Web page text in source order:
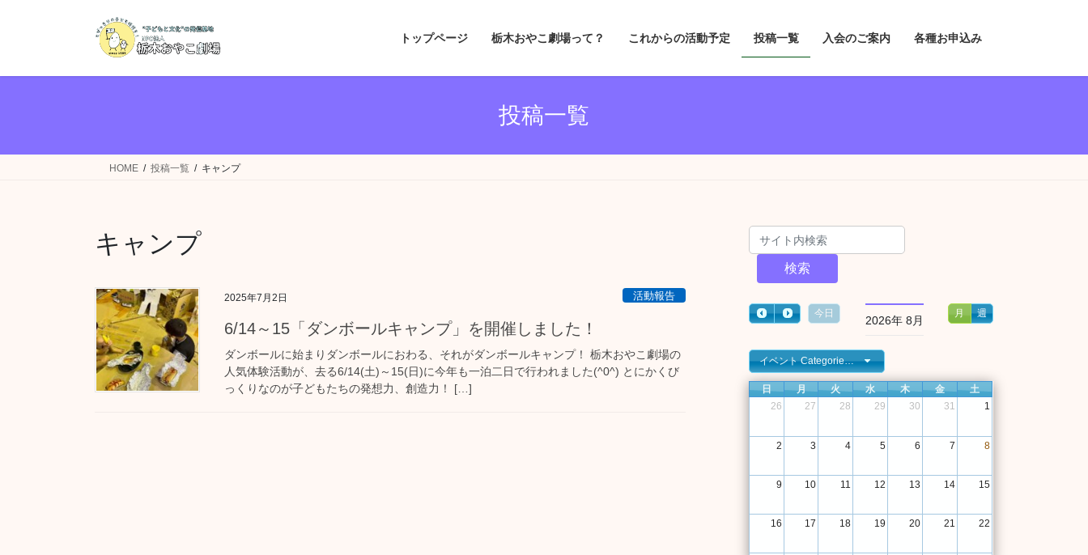
トップページ 栃木おやこ劇場って？ これからの活動予定 投稿一覧 入会のご案内 各種お申込み
投稿一覧
HOME 投稿一覧 キャンプ
キャンプ
2025年7月2日 活動報告
6/14～15「ダンボールキャンプ」を開催しました！
ダンボールに始まりダンボールにおわる、それがダンボールキャンプ！ 栃木おやこ劇場の
人気体験活動が、去る6/14(土)～15(日)に今年も一泊二日で行われました(^0^) とにかくび
っくりなのが子どもたちの発想力、創造力！ […]
検索
今日 月 週
2026年 8月
イベント Categories一覧
日 月 火 水 木 金
土
26
27 28 29 30 31 1
2 3 4 5 6 7 8
9 10 11 12 13 14 15
16 17 18 19 20 21 22